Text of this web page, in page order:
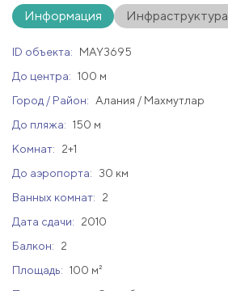
Информация Инфраструктура
ID объекта:
MAY3695
До центра: 100 м
Город / Район:
Алания / Махмутлар
До пляжа: 150 м
Комнат:
2+1
До аэропорта:
30 км
Ванных комнат:
2
Дата сдачи:
2010
Балкон:
2
Площадь: 100 м²